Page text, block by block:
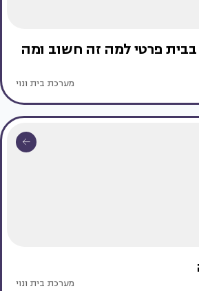
פרטי למה זה חשוב ומה
מערכת בית ונוי
מערכת בית ונוי